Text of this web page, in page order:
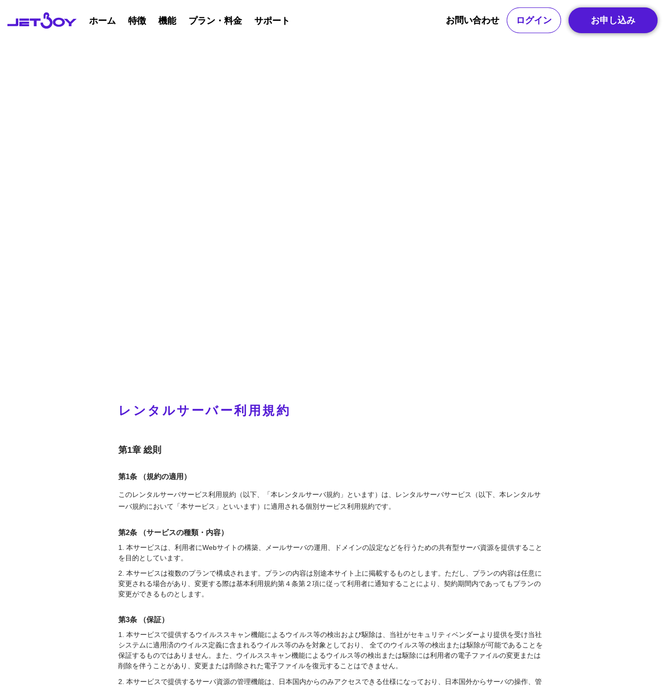
ホーム 特徴 機能 プラン・料金 サポート お問い合わせ ログイン お申し込み
ホーム 特徴 機能 プラン・料金 サポート お問い合わせ ログイン お申し込み
レンタルサーバー利用規約
第1章 総則
第1条 （規約の適用）
このレンタルサーバサービス利用規約（以下、「本レンタルサーバ規約」といます）は、レンタルサーバサービス（以下、本レンタルサ
ーバ規約において「本サービス」といいます）に適用される個別サービス利用規約です。
第2条 （サービスの種類・内容）
1. 本サービスは、利用者にWebサイトの構築、メールサーバの運用、ドメインの設定などを行うための共有型サーバ資源を提供すること
を目的としています。
2. 本サービスは複数のプランで構成されます。プランの内容は別途本サイト上に掲載するものとします。ただし、プランの内容は任意に
変更される場合があり、変更する際は基本利用規約第４条第２項に従って利用者に通知することにより、契約期間内であってもプランの
変更ができるものとします。
第3条 （保証）
1. 本サービスで提供するウイルススキャン機能によるウイルス等の検出および駆除は、当社がセキュリティベンダーより提供を受け当社
システムに適用済のウイルス定義に含まれるウイルス等のみを対象としており、 全てのウイルス等の検出または駆除が可能であることを
保証するものではありません。また、ウイルススキャン機能によるウイルス等の検出または駆除には利用者の電子ファイルの変更または
削除を伴うことがあり、変更または削除された電子ファイルを復元することはできません。
2. 本サービスで提供するサーバ資源の管理機能は、日本国内からのみアクセスできる仕様になっており、日本国外からサーバの操作、管